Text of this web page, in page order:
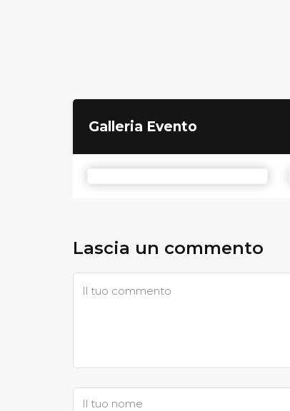
Galleria Evento
Lascia un commento